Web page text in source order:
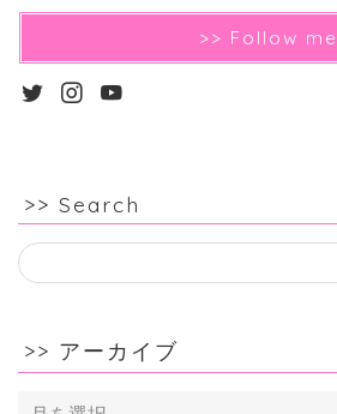
>> Follow me
>> Search
>> アーカイブ
>>